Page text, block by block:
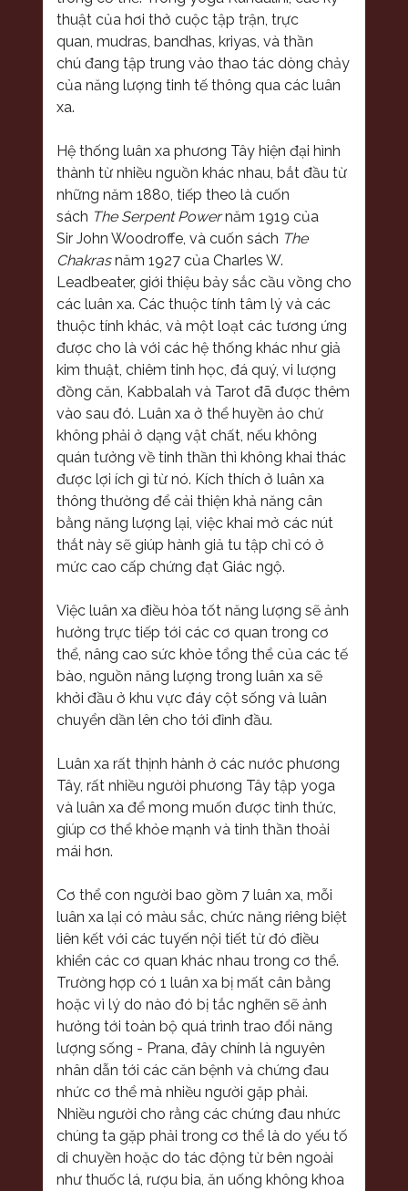
thuật của hơi thở cuộc tập trận trực
quan mudras bandhas kriyas , và thần
chú đang tập trung vào thao tác dòng chảy
của năng lượng tinh tế thông qua các luân
xa.
Hệ thống luân xa phương Tây hiện đại hình
thành từ nhiều nguồn khác nhau, bắt đầu từ
những năm 1880, tiếp theo là cuốn
sách The Serpent Powernăm 1919 của
Sir John Woodroffe , và cuốn sách The
Chakrasnăm 1927 của Charles W.
Leadbeater, giới thiệu bảy sắc cầu vồng cho
các luân xa. Các thuộc tính tâm lý và các
thuộc tính khác, và một loạt các tương ứng
được cho là với các hệ thống khác như giả
kim thuật chiêm tinh học , đá quý, vi lượng
đồng căn Kabbalah và Tarot đã được thêm
vào sau đó. Luân xa ở thể huyền ảo chứ
không phải ở dạng vật chất, nếu không
quán tưởng về tinh thần thì không khai thác
được lợi ích gì từ nó. Kích thích ở luân xa
thông thường để cải thiện khả năng cân
bằng năng lượng lại, việc khai mở các nút
thắt này sẽ giúp hành giả tu tập chỉ có ở
mức cao cấp chứng đạt Giác ngộ.
Việc luân xa điều hòa tốt năng lượng sẽ ảnh
hưởng trực tiếp tới các cơ quan trong cơ
thể, nâng cao sức khỏe tổng thể của các tế
bào, nguồn năng lượng trong luân xa sẽ
khởi đầu ở khu vực đáy cột sống và luân
chuyển dần lên cho tới đỉnh đầu.
Luân xa rất thịnh hành ở các nước phương
Tây, rất nhiều người phương Tây tập yoga
và luân xa để mong muốn được tỉnh thức,
giúp cơ thể khỏe mạnh và tinh thần thoải
mái hơn.
Cơ thể con người bao gồm 7 luân xa, mỗi
luân xa lại có màu sắc, chức năng riêng biệt
liên kết với các tuyến nội tiết từ đó điều
khiển các cơ quan khác nhau trong cơ thể.
Trường hợp có 1 luân xa bị mất cân bằng
hoặc vì lý do nào đó bị tắc nghẽn sẽ ảnh
hưởng tới toàn bộ quá trình trao đổi năng
lượng sống - Prana, đây chính là nguyên
nhân dẫn tới các căn bệnh và chứng đau
nhức cơ thể mà nhiều người gặp phải.
Nhiều người cho rằng các chứng đau nhức
chúng ta gặp phải trong cơ thể là do yếu tố
di chuyền hoặc do tác động từ bên ngoài
như thuốc lá, rượu bia, ăn uống không khoa